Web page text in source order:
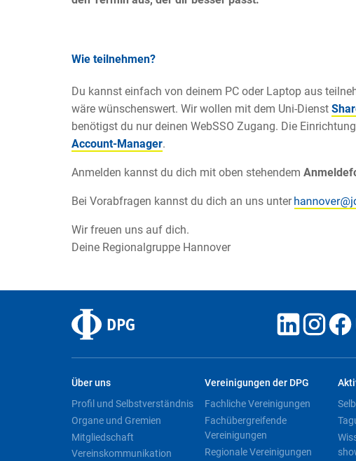
Wie teilnehmen?
Du kannst einfach von deinem PC oder Laptop aus
wäre wünschenswert. Wir wollen mit dem Uni-Dienst
benötigst du nur deinen WebSSO Zugang. Die
Account-Manager.
Anmelden kannst du dich mit oben stehendem
Bei Vorabfragen kannst du dich an uns unter
Wir freuen uns auf dich.
Deine Regionalgruppe Hannover
Über uns
Profil und Selbstverständnis
Organe und Gremien
Mitgliedschaft
Vereinskommunikation
Vereinigungen der DPG
Fachliche Vereinigungen
Fachübergreifende
Vereinigungen
Regionale Vereinigungen